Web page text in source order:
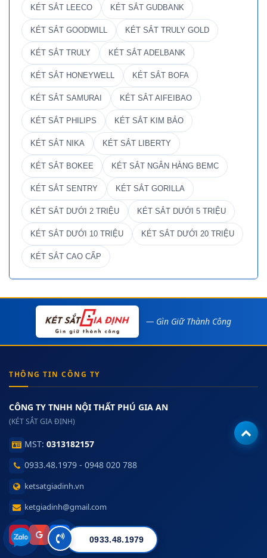
KÉT SẮT LEECO KÉT SẮT GUDBANK
KÉT SẮT GOODWILL KÉT SẮT TRULY GOLD
KÉT SẮT TRULY KÉT SẮT ADELBANK
KÉT SẮT HONEYWELL KÉT SẮT BOFA
KÉT SẮT SAMURAI KÉT SẮT AIFEIBAO
KÉT SẮT PHILIPS KÉT SẮT KIM BẢO
KÉT SẮT NIKA KÉT SẮT LIBERTY
KÉT SẮT BOKEE KÉT SẮT NGÂN HÀNG BEMC
KÉT SẮT SENTRY KÉT SẮT GORILLA
KÉT SẮT DƯỚI 2 TRIỆU KÉT SẮT DƯỚI 5 TRIỆU
KÉT SẮT DƯỚI 10 TRIỆU KÉT SẮT DƯỚI 20 TRIỆU
KÉT SẮT CAO CẤP
— Gìn Giữ Thành Công
THÔNG TIN CÔNG TY
CÔNG TY TNHH NỘI THẤT PHÚ GIA AN
(KÉT SẮT GIA ĐỊNH)
MST: 0313182157
0933.48.1979 - 0948 020 788
ketsatgiadinh.vn
ketgiadinh@gmail.com
0933.48.1979